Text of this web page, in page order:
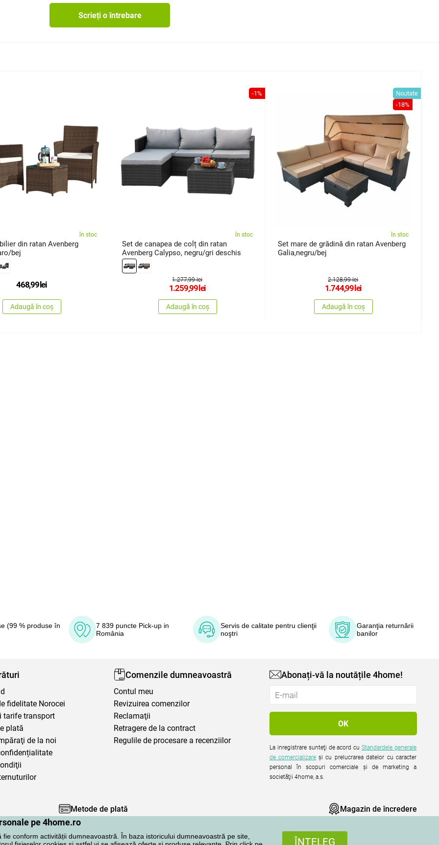
pe 4home.ro
conform activității dumneavoastră. În baza istoricului dumneavoastră pe site,
ÎNŢELEG
Scrieți o întrebare
în stoc
din ratan Avenberg
bej
468,99lei
Adaugă în coș
-1%
în stoc
Set de canapea de colț din ratan
Avenberg Calypso, negru/gri deschis
1.277,99 lei
1.259,99lei
Adaugă în coș
Noutate
-18%
în stoc
Set mare de grădină din ratan Avenberg
Galia,negru/bej
2.128,99 lei
1.744,99lei
Adaugă în coș
(99 % produse în
7 839 puncte Pick-up in
România
Servis de calitate pentru clienţii
noştri
Garanţia returnării
banilor
fidelitate Norocei
tarife transport
plată
de la noi
Comenzile dumneavoastră
Contul meu
Revizuirea comenzilor
Reclamaţii
Retragere de la contract
Regulile de procesare a recenziilor
Abonați-vă la noutățile 4home!
La inregistrare sunteţi de acord cuStandardele generale
de comercializare şi cu prelucrarea datelor cu caracter
personal în scopuri comerciale şi de marketing a
societăţii 4home, a.s.
Metode de plată Magazin de încredere